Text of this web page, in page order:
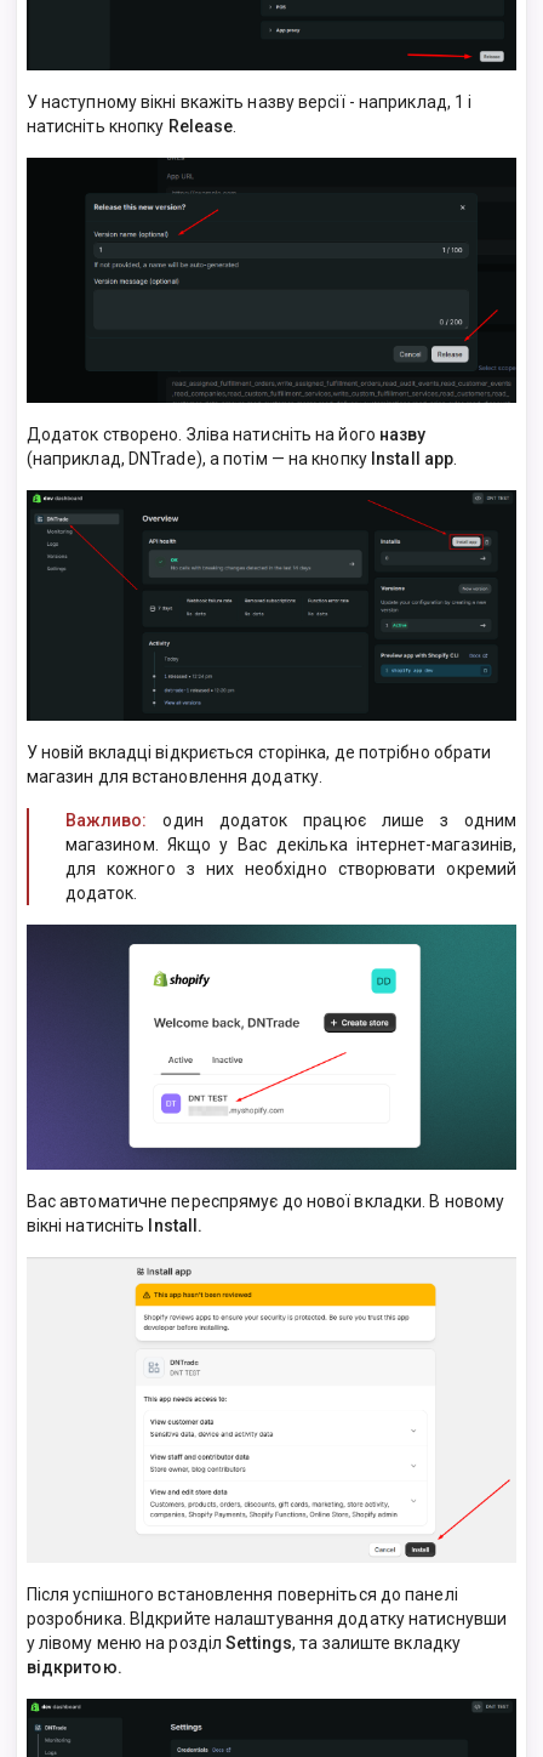
У наступному вікні вкажіть назву версії - наприклад, 1 і
натисніть кнопку Release
Додаток створено. Зліва натисніть на його назву
(наприклад, DNTrade), а потім — на кнопку Install app
У новій вкладці відкриється сторінка, де потрібно обрати
магазин для встановлення додатку.
Важливо:
один додаток працює лише з одним
магазином. Якщо у Вас декілька інтернет-магазинів,
для кожного з них необхідно створювати окремий
додаток.
Вас автоматичне переспрямує до нової вкладки. В новому
вікні натисніть
Install.
Після успішного встановлення поверніться до панелі
розробника. ВІдкрийте налаштування додатку натиснувши
у лівому меню на розділSettings, та залиште вкладку
відкритою.